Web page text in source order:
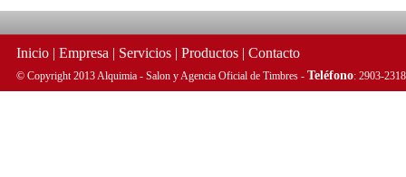
Inicio | Empresa | Servicios | Productos | Contacto
© Copyright 2013 Alquimia - Salon y Agencia Oficial de Timbres - Teléfono: 2903-